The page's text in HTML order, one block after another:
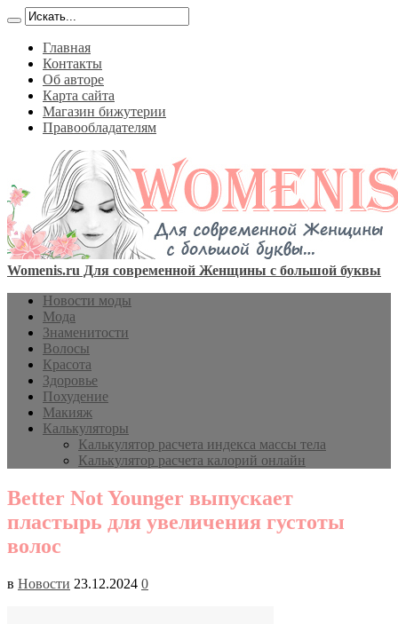
Главная
Контакты
Об авторе
Карта сайта
Магазин бижутерии
Правообладателям
Womenis.ru Для современной Женщины с большой буквы
Новости моды
Мода
Знаменитости
Волосы
Красота
Здоровье
Похудение
Макияж
Калькуляторы
Калькулятор расчета индекса массы тела
Калькулятор расчета калорий онлайн
Better Not Younger выпускает
пластырь для увеличения густоты
волос
в Новости 23.12.2024 0